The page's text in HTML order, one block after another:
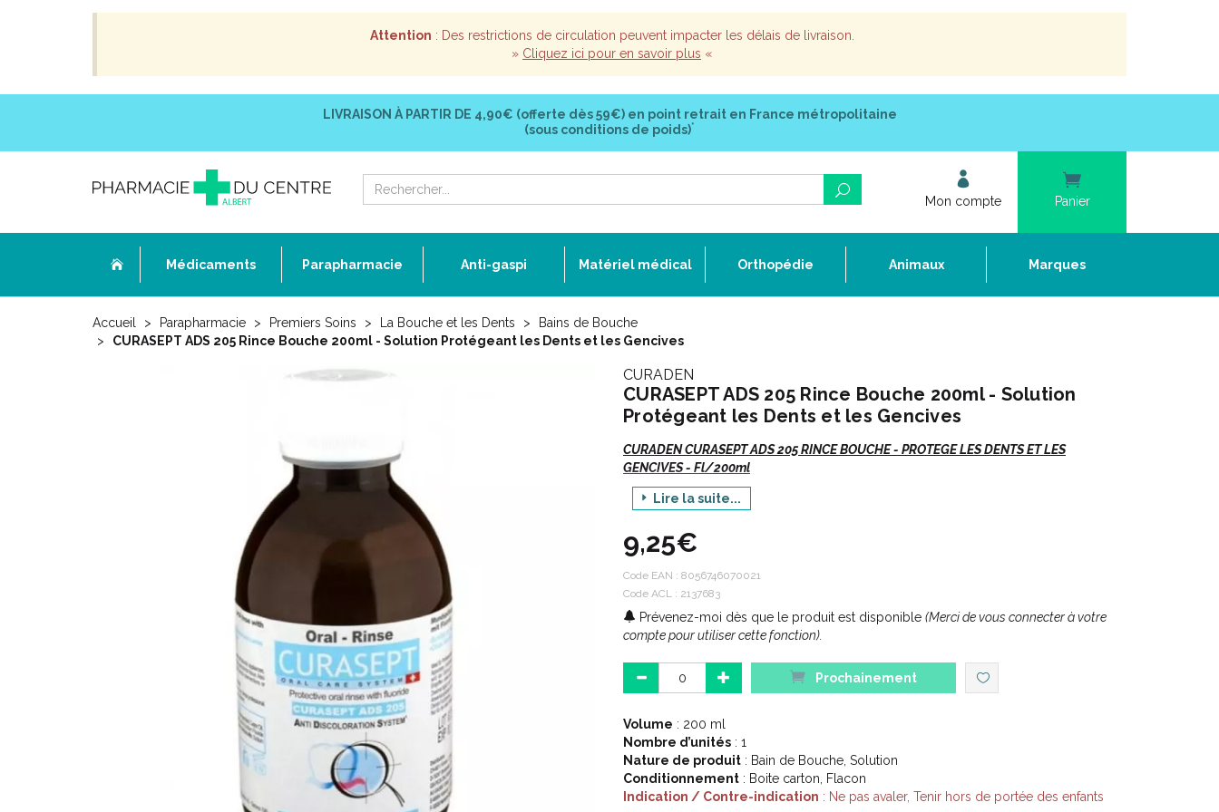
Attention : Des restrictions de circulation peuvent impacter les délais de livraison.
» Cliquez ici pour en savoir plus «
LIVRAISON À PARTIR DE 4,90€ (offerte dès 59€) en point retrait en France métropolitaine
(sous conditions de poids)*
Mon compte Panier
Médicaments Parapharmacie Anti-gaspi Matériel médical Orthopédie Animaux Marques
Accueil Parapharmacie Premiers Soins La Bouche et les Dents
Bains de Bouche
CURASEPT ADS 205 Rince Bouche 200ml - Solution Protégeant les Dents et les Gencives
CURADEN
CURASEPT ADS 205 Rince Bouche 200ml - Solution
Protégeant les Dents et les Gencives
CURADEN CURASEPT ADS 205 RINCE BOUCHE - PROTEGE LES DENTS ET LES
GENCIVES - Fl/200ml
Hygiène buccodentaire. Porteurs de prothèses dentaires, porteurs d'appareils
orthodontiques, implants, caries, plaque dentaire, taches dentaires, problèmes de
gencives.
Description :
Idéal pour les porteurs de prothèses et les personnes avec appareils orthodontiques,
d' implants et de problèmes de gencive.
L' emploi est recommandé avant et après tout traitement dentaire, ainsi que pendant
la phase d' hygiène intensive.
Le système ADS réduit le risque de colorations brunes et élimine l' altération du goût
causé par l' utilisation de la Chlorhexidrine.
Pas de brûlures ou effet irritant, grâce à sa formule sans alcool.
Lire la suite...
9,25€
Code EAN : 8056746070021
Code ACL : 2137683
Prévenez-moi dès que le produit est disponible (Merci de vous connecter à votre
compte pour utiliser cette fonction).
Prochainement
Volume : 200 ml
Nombre d’unités : 1
Nature de produit : Bain de Bouche, Solution
Conditionnement : Boite carton, Flacon
Indication / Contre-indication : Ne pas avaler, Tenir hors de portée des enfants